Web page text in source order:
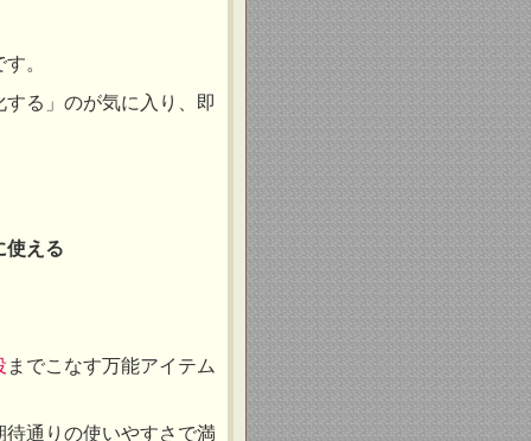
。
る」のが気に入り、即
使える
までこなす万能アイテム
通りの使いやすさで満